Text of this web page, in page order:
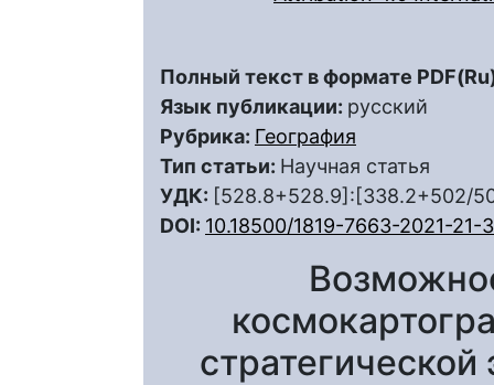
Полный текст в формате
Язык публикации: русский
Рубрика: География
Тип статьи: Научная статья
УДК: [528.8+528.9]:[338.2+502/
DOI: 10.18500/1819-7663-2021-21-